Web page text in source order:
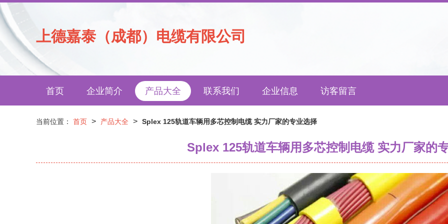
上德嘉泰（成都）电缆有限公司
首页 企业简介 产品大全 联系我们 企业信息 访客留言
当前位置： 首页 > 产品大全 > Splex 125轨道车辆用多芯控制电缆 实力厂家的专业选择
Splex 125轨道车辆用多芯控制电缆 实力厂家的